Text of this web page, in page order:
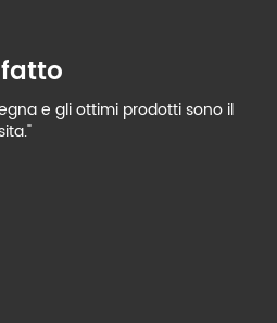
e gli ottimi prodotti sono il